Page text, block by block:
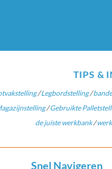
TIPS &
/Legbordstelling/
/Gebruikte
de juiste werkbank/
Snel Navigeren